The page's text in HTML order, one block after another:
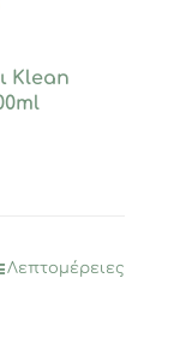
Klean
Λεπτομέρειες